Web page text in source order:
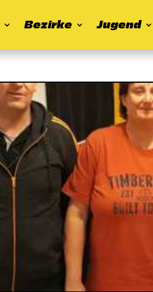
Bezirke Jugend